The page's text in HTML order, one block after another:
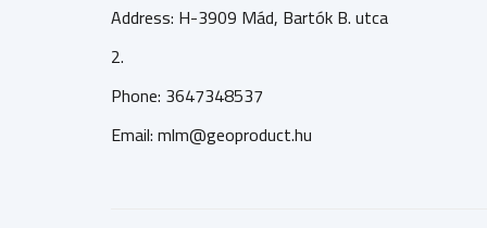
Address: H-3909 Mád, Bartók B. utca
2.
Phone: 3647348537
Email: mlm@geoproduct.hu